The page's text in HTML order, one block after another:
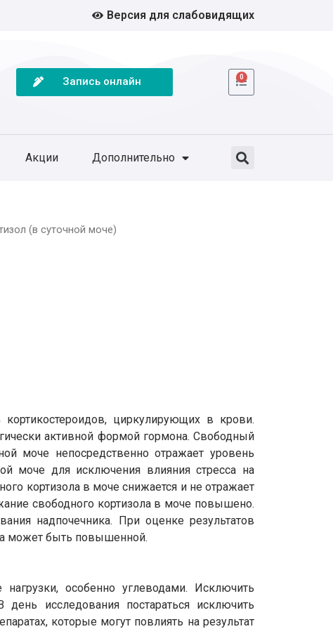
Версия для слабовидящих
Запись онлайн 0
Акции Дополнительно
(в суточной моче)
циркулирующих в крови.
активной формой гормона. Свободный
моче непосредственно отражает уровень
моче для исключения влияния стресса на
кортизола в моче снижается и не отражает
свободного кортизола в моче повышено.
надпочечника. При оценке результатов
может быть повышенной.
особенно углеводами. Исключить
исследования постараться исключить
которые могут повлиять на результат